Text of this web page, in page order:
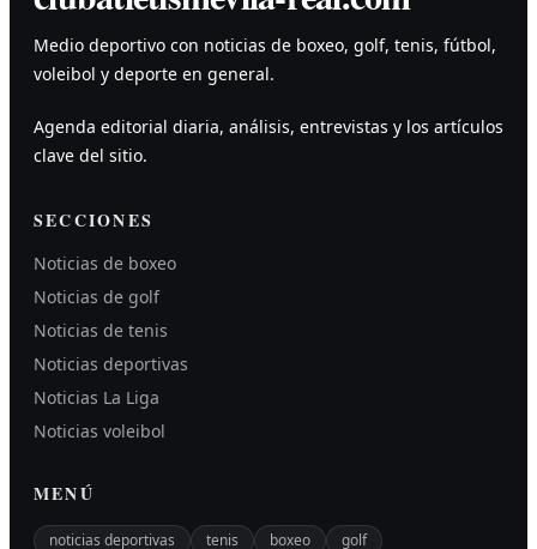
Medio deportivo con noticias de boxeo, golf, tenis, fútbol,
voleibol y deporte en general.
Agenda editorial diaria, análisis, entrevistas y los artículos
clave del sitio.
SECCIONES
Noticias de boxeo
Noticias de golf
Noticias de tenis
Noticias deportivas
Noticias La Liga
Noticias voleibol
MENÚ
noticias deportivas tenis boxeo golf